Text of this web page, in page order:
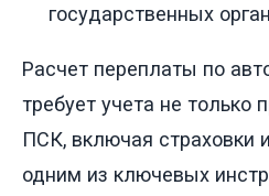
государственных
Расчет переплаты по
требует учета не только
ПСК, включая страховки
одним из ключевых